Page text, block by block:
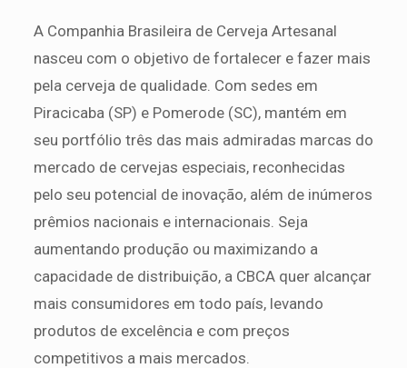
A Companhia Brasileira de Cerveja Artesanal
nasceu com o objetivo de fortalecer e fazer mais
pela cerveja de qualidade. Com sedes em
Piracicaba (SP) e Pomerode (SC), mantém em
seu portfólio três das mais admiradas marcas do
mercado de cervejas especiais, reconhecidas
pelo seu potencial de inovação, além de inúmeros
prêmios nacionais e internacionais. Seja
aumentando produção ou maximizando a
capacidade de distribuição, a CBCA quer alcançar
mais consumidores em todo país, levando
produtos de excelência e com preços
competitivos a mais mercados.